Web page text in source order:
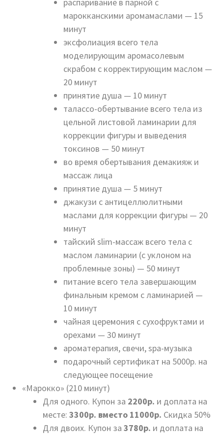
марокканскими аромамаслами — 15
минут
эксфолиация всего тела
моделирующим аромасолевым
скрабом с корректирующим маслом —
20 минут
принятие душа — 10 минут
талассо-обертывание всего тела из
цельной листовой ламинарии для
коррекции фигуры и выведения
токсинов — 50 минут
во время обертывания демакияж и
массаж лица
принятие душа — 5 минут
джакузи с антицеллюлитными
маслами для коррекции фигуры — 20
минут
тайский slim-массаж всего тела с
маслом ламинарии (с уклоном на
проблемные зоны) — 50 минут
питание всего тела завершающим
финальным кремом с ламинарией —
10 минут
чайная церемония с сухофруктами и
орехами — 30 минут
ароматерапия, свечи, spa-музыка
подарочный сертификат на 5000р. на
следующее посещение
«Марокко» (210 минут)
Для одного. Купон за 2200р. и доплата на
месте: 3300р. вместо 11000р. Скидка 50%
Для двоих. Купон за 3780р. и доплата на